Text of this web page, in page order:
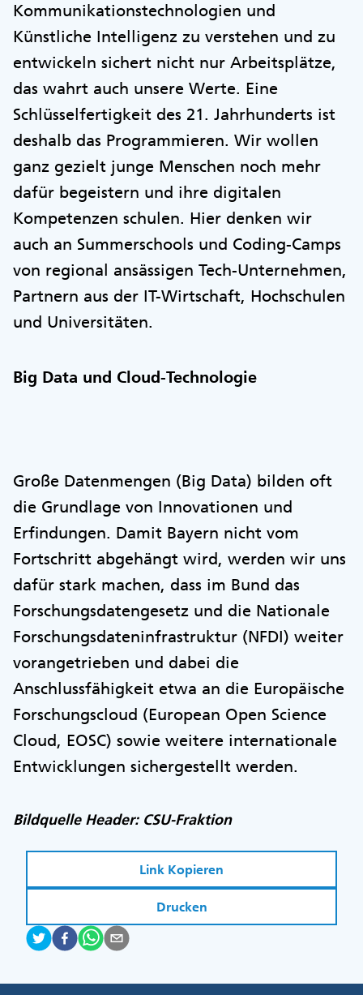
Kommunikationstechnologien und
Künstliche Intelligenz zu verstehen und zu
entwickeln sichert nicht nur Arbeitsplätze,
das wahrt auch unsere Werte. Eine
Schlüsselfertigkeit des 21. Jahrhunderts ist
deshalb das Programmieren. Wir wollen
ganz gezielt junge Menschen noch mehr
dafür begeistern und ihre digitalen
Kompetenzen schulen. Hier denken wir
auch an Summerschools und Coding-Camps
von regional ansässigen Tech-Unternehmen,
Partnern aus der IT-Wirtschaft, Hochschulen
und Universitäten.
Big Data und Cloud-Technologie
Große Datenmengen (Big Data) bilden oft
die Grundlage von Innovationen und
Erfindungen. Damit Bayern nicht vom
Fortschritt abgehängt wird, werden wir uns
dafür stark machen, dass im Bund das
Forschungsdatengesetz und die Nationale
Forschungsdateninfrastruktur (NFDI) weiter
vorangetrieben und dabei die
Anschlussfähigkeit etwa an die Europäische
Forschungscloud (European Open Science
Cloud, EOSC) sowie weitere internationale
Entwicklungen sichergestellt werden.
Bildquelle Header: CSU-Fraktion
Link Kopieren
Drucken